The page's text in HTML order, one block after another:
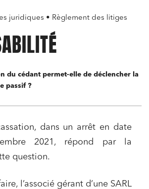
juridiques • Règlement des litiges
du cédant permet-elle de déclencher la
passif ?
dans un arrêt en date
2021, répond par la
question.
l’associé gérant d’une SARL